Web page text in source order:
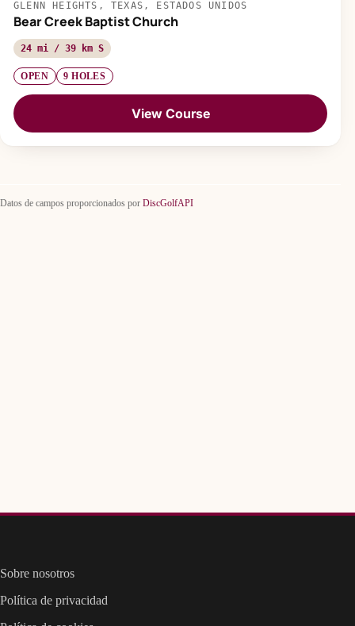
GLENN HEIGHTS, TEXAS, ESTADOS UNIDOS
Bear Creek Baptist Church
24 mi / 39 km S
OPEN 9 HOLES
View Course
Datos de campos proporcionados por DiscGolfAPI
Sobre nosotros
Política de privacidad